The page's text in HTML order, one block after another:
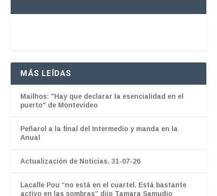
MÁS LEÍDAS
Mailhos: "Hay que declarar la esencialidad en el
puerto" de Montevideo
Peñarol a la final del Intermedio y manda en la
Anual
Actualización de Noticias. 31-07-26
Lacalle Pou “no está en el cuartel. Está bastante
activo en las sombras” dijo Tamara Samudio